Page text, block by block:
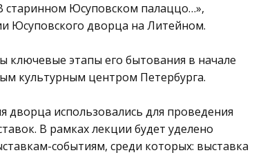
старинном Юсуповском палаццо…»,
Юсуповского дворца на Литейном.
ключевые этапы его бытования в начале
культурным центром Петербурга.
использовались для проведения
В рамках лекции будет уделено
событиям, среди которых: выставка